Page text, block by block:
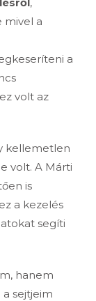
mivel a
a
volt az
kellemetlen
volt. A Márti
is
a kezelés
segíti
hanem
sejtjeim